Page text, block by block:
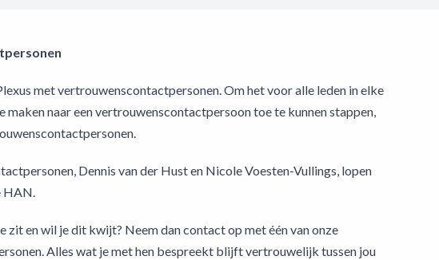
met vertrouwenscontactpersonen. Om het voor alle leden in elke
naar een vertrouwenscontactpersoon toe te kunnen stappen,
Dennis van der Hust en Nicole Voesten-Vullings, lopen
HAN.
zit en wil je dit kwijt? Neem dan contact op met één van onze
Alles wat je met hen bespreekt blijft vertrouwelijk tussen jou